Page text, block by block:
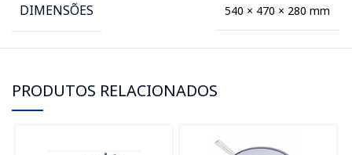
DIMENSÕES 540 × 470 × 280 mm
PRODUTOS RELACIONADOS